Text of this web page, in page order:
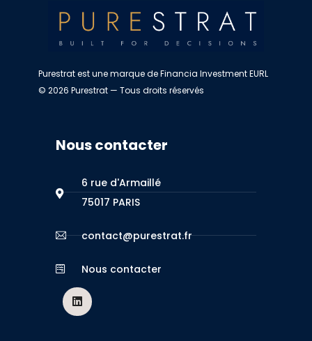
Purestrat est une marque de Financia Investment EURL
© 2026 Purestrat — Tous droits réservés
Nous contacter
6 rue d'Armaillé
75017 PARIS
contact@purestrat.fr
Nous contacter